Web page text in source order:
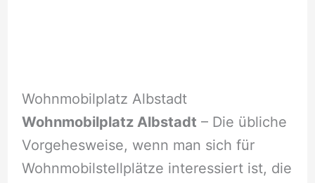
Wohnmobilplatz Albstadt
Wohnmobilplatz Albstadt – Die übliche
Vorgehesweise, wenn man sich für
Wohnmobilstellplätze interessiert ist, die